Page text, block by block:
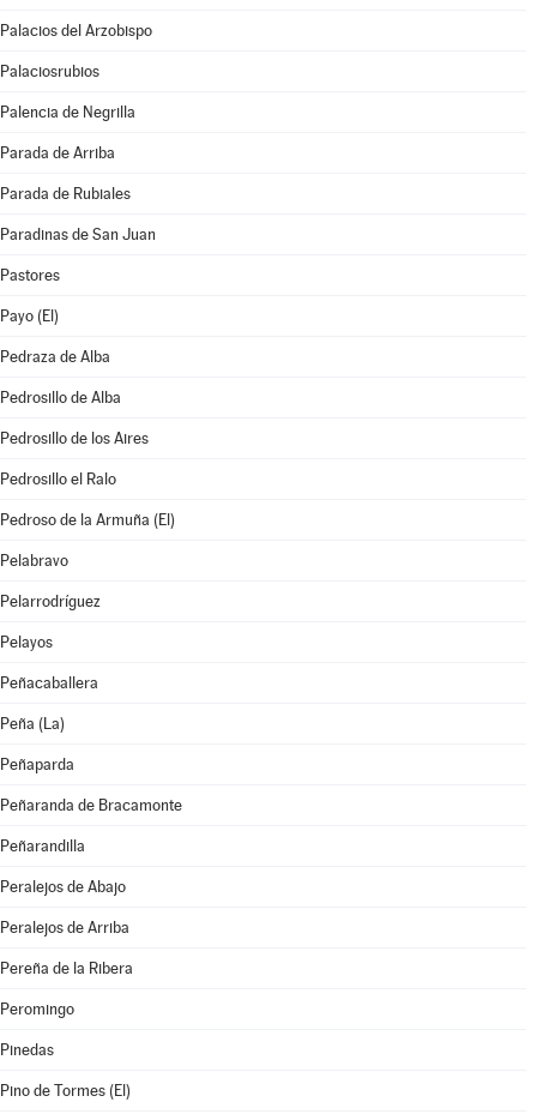
Palacios del Arzobispo
Palaciosrubios
Palencia de Negrilla
Parada de Arriba
Parada de Rubiales
Paradinas de San Juan
Pastores
Payo (El)
Pedraza de Alba
Pedrosillo de Alba
Pedrosillo de los Aires
Pedrosillo el Ralo
Pedroso de la Armuña (El)
Pelabravo
Pelarrodríguez
Pelayos
Peñacaballera
Peña (La)
Peñaparda
Peñaranda de Bracamonte
Peñarandilla
Peralejos de Abajo
Peralejos de Arriba
Pereña de la Ribera
Peromingo
Pinedas
Pino de Tormes (El)